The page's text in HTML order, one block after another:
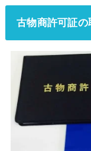
古物商許可証の